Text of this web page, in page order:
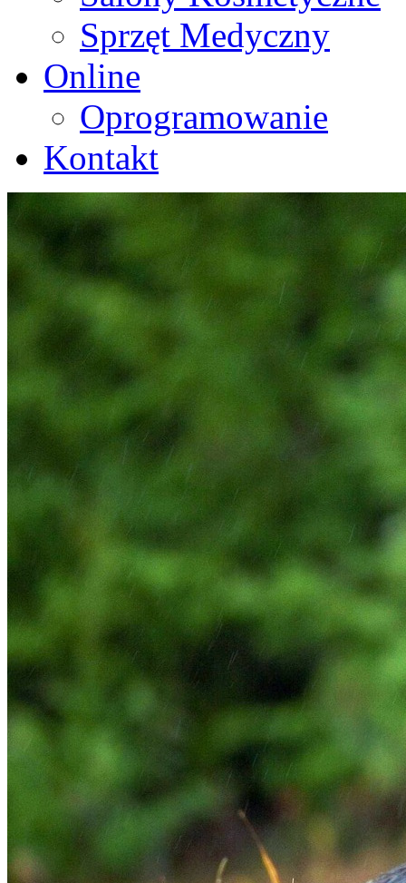
Sprzęt Medyczny
Online
Oprogramowanie
Kontakt